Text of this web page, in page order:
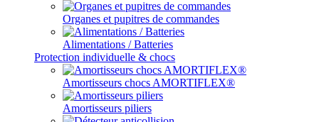
Organes et pupitres de commandes
Alimentations / Batteries
Protection individuelle & chocs
Amortisseurs chocs AMORTIFLEX®
Amortisseurs piliers